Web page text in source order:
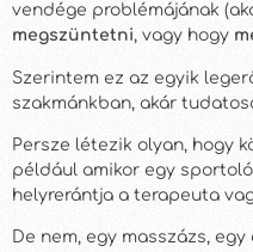
vendége problémájának
megszüntetni, vagy hogy
Szerintem ez az egyik
szakmánkban, akár
Persze létezik olyan, hogy
például amikor egy
helyrerántja a terapeuta
De nem, egy masszázs,